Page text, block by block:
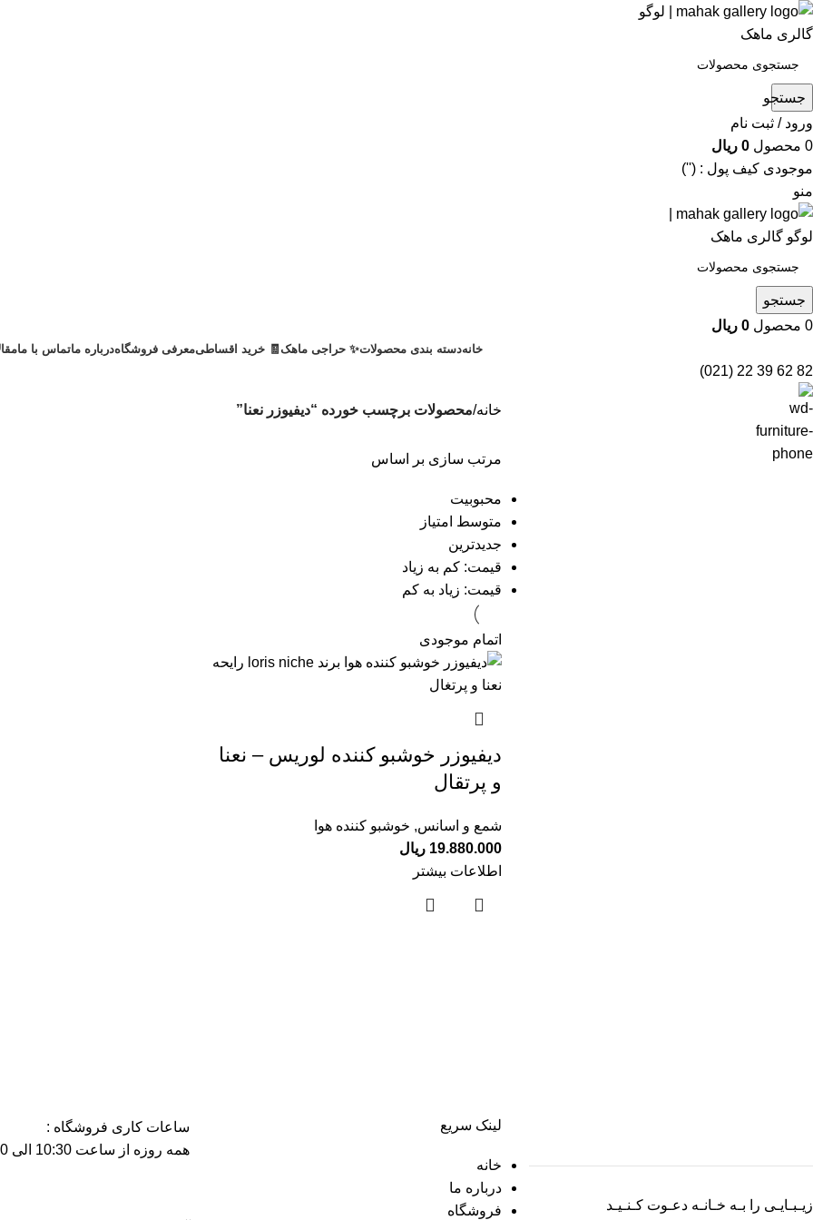
جستجو
ورود / ثبت نام
0 محصول 0 ریال
موجودی کیف پول : ('')
منو
جستجو
0 محصول 0 ریال
خانهدسته بندی محصولات✨ حراجی ماهک 🧾 خرید اقساطیمعرفی فروشگاهدرباره ماتماس با ما
82 62 39 22 (021)
خانه محصولات برچسب خورده “دیفیوزر نعنا”
مرتب سازی بر اساس
محبوبیت
متوسط امتیاز
جدیدترین
قیمت: کم به زیاد
قیمت: زیاد به کم
اتمام موجودی
دیفیوزر خوشبو کننده لوریس – نعنا
و پرتقال
شمع و اسانس, خوشبو کننده هوا
19.880.000 ریال
اطلاعات بیشتر
زیـبـایـی را بـه خـانـه دعـوت کـنـیـد
لینک سریع
خانه
درباره ما
فروشگاه
ساعات کاری فروشگاه :
همه روزه از ساعت 10:30 الی 21:30